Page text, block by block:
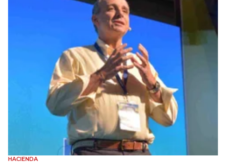
HACIENDA